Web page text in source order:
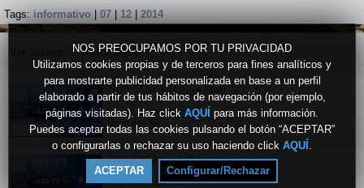
NOS PREOCUPAMOS POR TU PRIVACIDAD
Utilizamos cookies propias y de terceros para fines analíticos y
para mostrarte publicidad personalizada en base a un perfil
elaborado a partir de tus hábitos de navegación (por ejemplo,
páginas visitadas). Haz click AQUÍ para más información.
Puedes aceptar todas las cookies pulsando el botón “ACEPTAR”
o configurarlas o rechazar su uso haciendo click AQUÍ .
ACEPTAR Configurar/Rechazar
Tags: informativo | 07 | 12 | 2014
Destacados ▼
النشرة الرئيسية 12 07 2026
Por:L1bre
Fecha: 07/13/2026
Reprods.: 45
نشرة الظهيرة 12 07 2026
Por: L1bre
Fecha: 07/13/2026